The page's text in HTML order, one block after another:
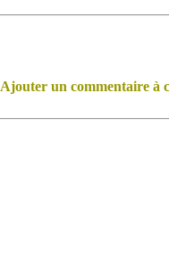
Ajouter un commentaire à